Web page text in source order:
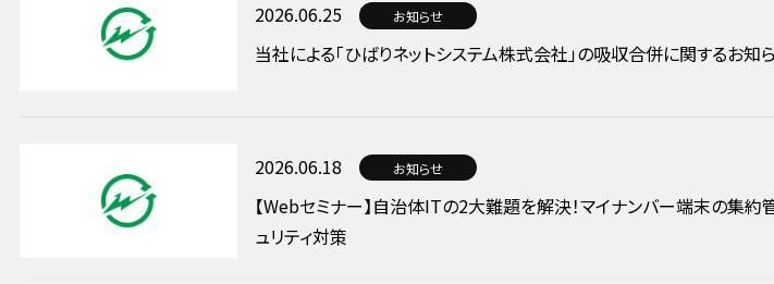
2026.06.25 お知らせ
当社による「ひばりネットシステム株式会社」の吸収合併に関するお知
2026.06.18 お知らせ
【Webセミナー】自治体ITの2大難題を解決！マイナンバー端末の集約
ュリティ対策